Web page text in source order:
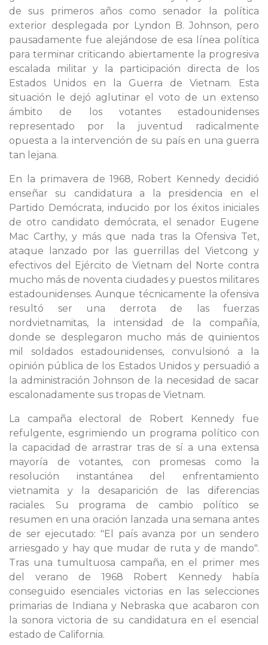
de sus primeros años como senador la política
exterior desplegada por Lyndon B. Johnson, pero
pausadamente fue alejándose de esa línea política
para terminar criticando abiertamente la progresiva
escalada militar y la participación directa de los
Estados Unidos en la Guerra de Vietnam. Esta
situación le dejó aglutinar el voto de un extenso
ámbito de los votantes estadounidenses
representado por la juventud radicalmente
opuesta a la intervención de su país en una guerra
tan lejana.
En la primavera de 1968, Robert Kennedy decidió
enseñar su candidatura a la presidencia en el
Partido Demócrata, inducido por los éxitos iniciales
de otro candidato demócrata, el senador Eugene
Mac Carthy, y más que nada tras la Ofensiva Tet,
ataque lanzado por las guerrillas del Vietcong y
efectivos del Ejército de Vietnam del Norte contra
mucho más de noventa ciudades y puestos militares
estadounidenses. Aunque técnicamente la ofensiva
resultó ser una derrota de las fuerzas
nordvietnamitas, la intensidad de la compañía,
donde se desplegaron mucho más de quinientos
mil soldados estadounidenses, convulsionó a la
opinión pública de los Estados Unidos y persuadió a
la administración Johnson de la necesidad de sacar
escalonadamente sus tropas de Vietnam.
La campaña electoral de Robert Kennedy fue
refulgente, esgrimiendo un programa político con
la capacidad de arrastrar tras de sí a una extensa
mayoría de votantes, con promesas como la
resolución instantánea del enfrentamiento
vietnamita y la desaparición de las diferencias
raciales. Su programa de cambio político se
resumen en una oración lanzada una semana antes
de ser ejecutado: "El país avanza por un sendero
arriesgado y hay que mudar de ruta y de mando".
Tras una tumultuosa campaña, en el primer mes
del verano de 1968 Robert Kennedy había
conseguido esenciales victorias en las selecciones
primarias de Indiana y Nebraska que acabaron con
la sonora victoria de su candidatura en el esencial
estado de California.